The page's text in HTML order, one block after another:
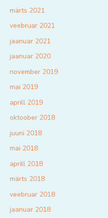
märts 2021
veebruar 2021
jaanuar 2021
jaanuar 2020
november 2019
mai 2019
aprill 2019
oktoober 2018
juuni 2018
mai 2018
aprill 2018
märts 2018
veebruar 2018
jaanuar 2018